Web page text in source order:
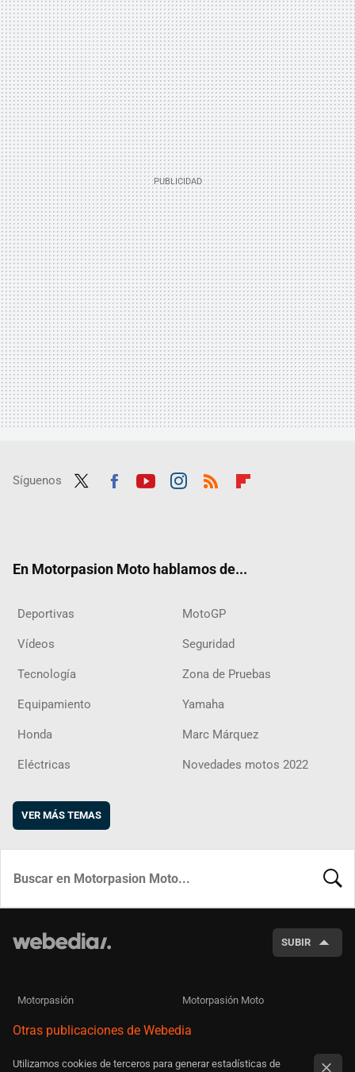
Síguenos
En Motorpasion Moto hablamos de...
Deportivas MotoGP
Vídeos Seguridad
Tecnología Zona de Pruebas
Equipamiento Yamaha
Honda Marc Márquez
Eléctricas Novedades motos 2022
VER MÁS TEMAS
SUBIR
Motorpasión Motorpasión Moto
Otras publicaciones de Webedia
Utilizamos cookies de terceros para generar estadísticas de